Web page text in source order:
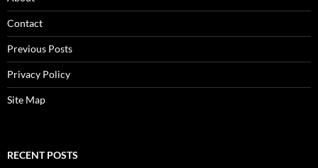
Contact
Previous Posts
Privacy Policy
Site Map
RECENT POSTS